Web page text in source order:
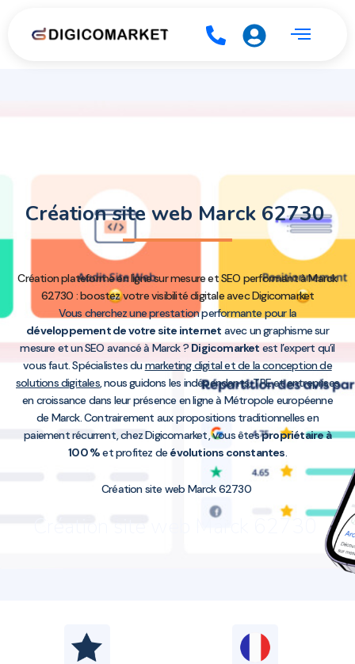
Création site web Marck 62730
Création plateforme en ligne sur mesure et SEO performant à Marck
62730 : boostez votre visibilité digitale avec Digicomarket
Vous cherchez une prestation performante pour la
développement de votre site internet avec un graphisme sur
mesure et un SEO avancé à Marck ? Digicomarket est l’expert qu’il
vous faut. Spécialistes dumarketing digital et de la conception de
solutions digitales, nous guidons les indépendants, TPE et entreprises
en croissance dans leur présence en ligne à Métropole européenne
de Marck. Contrairement aux propositions traditionnelles en
paiement récurrent, chez Digicomarket, vous êtespropriétaire à
100 %et profitez de évolutions constantes
Création site web Marck 62730
Création site web Marck 62730